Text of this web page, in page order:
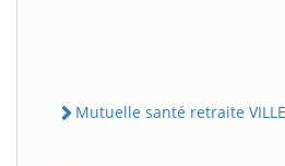
Mutuelle santé retraite